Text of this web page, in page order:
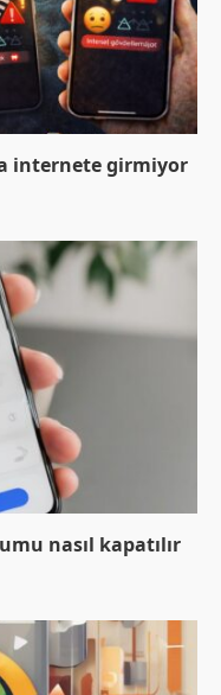
internete girmiyor
nasıl kapatılır